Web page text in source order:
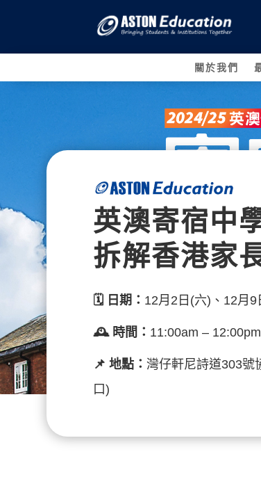
關於我們
英澳寄宿中
拆解香港家
🗓️ 日期： 12月2日(六)、12月
🕰️ 時間： 11:00am – 12:00pm
📌 地點：灣仔軒尼詩道303號
口)